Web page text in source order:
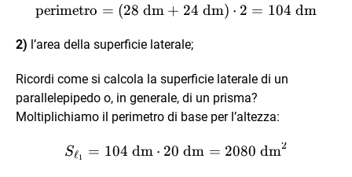
\text{perimetro} = (28
perimetro = (28 dm + 24 dm) ⋅ 2 = 104 dm
2) l’area della superficie laterale;
Ricordi come si calcola la superficie laterale di un
parallelepipedo o, in generale, di un prisma?
Moltiplichiamo il perimetro di base per l’altezza:
S_{\ell_1} = 104 \text{
Sℓ1 = 104 dm ⋅ 20 dm = 2080 dm2